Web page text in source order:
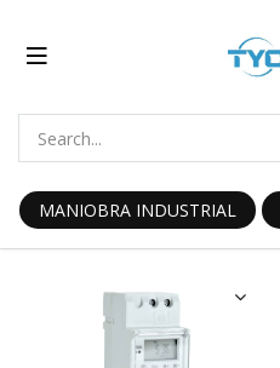
MANIOBRA INDUSTRIAL